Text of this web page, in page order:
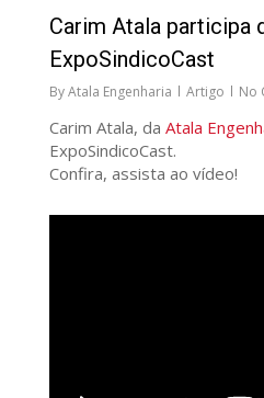
Carim Atala participa
ExpoSindicoCast
ByAtala Engenharia Artigo No
Carim Atala, da Atala
ExpoSindicoCast.
Confira, assista ao vídeo!